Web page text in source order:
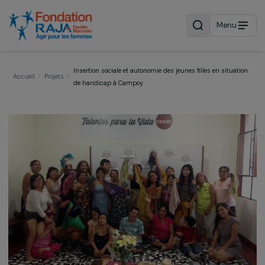
Menu
Insertion sociale et autonomie des jeunes filles en